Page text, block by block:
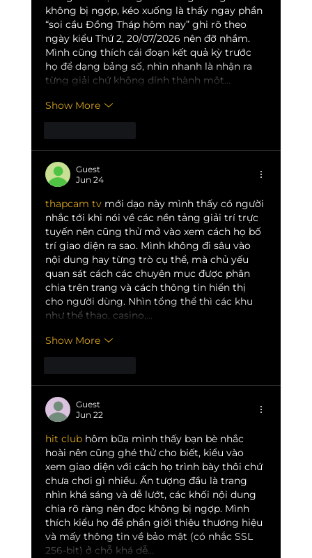
không bị ngợp, kéo xuống là thấy ngay phần
“soi cầu Đồng Tháp hôm nay” ghi rõ theo
ngày kiểu Thứ 2, 20/07/2026 nên đỡ nhầm.
Mình cũng thích cái đoạn kết quả kỳ trước
họ để dạng bảng số, nhìn nhanh là nhận ra
từng giải chứ không dính thành một…
Show More
Guest
Jun 24
thapcam tv mới dạo này mình thấy có người
nhắc tới khi nói về các nền tảng giải trí trực
tuyến nên cũng thử mở vào xem cách họ bố
trí giao diện ra sao. Mình không đi sâu vào
nội dung hay từng trò cụ thể, mà chủ yếu
quan sát cách các chuyên mục được phân
chia trên trang và cách thông tin hiển thị
cho người dùng. Nhìn tổng thể thì các khu
như thể thao, casino,…
Show More
Guest
Jun 22
hit club hôm bữa mình thấy bạn bè nhắc
hoài nên cũng ghé thử cho biết, kiểu vào
xem giao diện với cách họ trình bày thôi chứ
chưa chơi gì nhiều. Ấn tượng đầu là trang
nhìn khá sáng và dễ lướt, các khối nội dung
chia rõ ràng nên đọc không bị ngợp. Mình
thích kiểu họ để phần giới thiệu thương hiệu
và mấy thông tin về bảo mật (có nhắc SSL
256-bit) ở chỗ khá dễ…